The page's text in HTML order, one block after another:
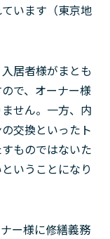
います（東京地
居者様がまとも
で、オーナー様
せん。一方、内
交換といったト
ものではないた
いうことになり
ー様に修繕義務